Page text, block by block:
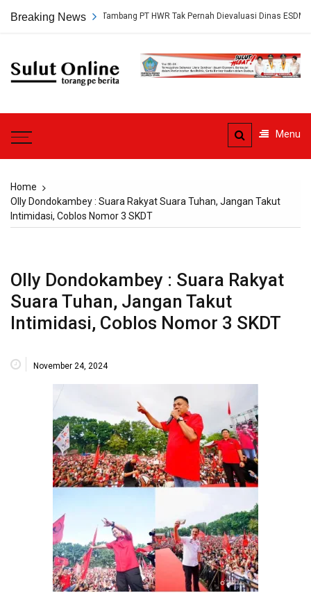
Breaking News
Persetujuan Tambang PT HWR Tak Pernah Dievaluasi Dinas ESDM
Sulut
Menu
Home
Olly Dondokambey : Suara Rakyat Suara Tuhan, Jangan Takut
Intimidasi, Coblos Nomor 3 SKDT
Olly Dondokambey : Suara Rakyat
Suara Tuhan, Jangan Takut
Intimidasi, Coblos Nomor 3 SKDT
November 24, 2024